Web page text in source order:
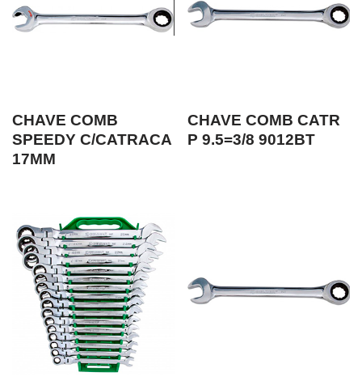
CHAVE COMB
SPEEDY C/CATRACA
17MM
CHAVE COMB CATR
P 9.5=3/8 9012BT